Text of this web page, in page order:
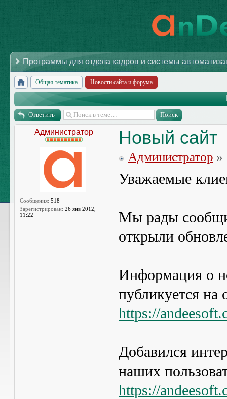
Программы для отдела кадров и системы
Общая тематика Новости сайта и форума
Ответить
Администратор
Сообщения: 518
Зарегистрирован: 26 янв 2012,
11:22
Новый сайт
Администратор »
Уважаемые
Мы рады
открыли
Информация о
публикуется на
https://
Добавился
наших
https://